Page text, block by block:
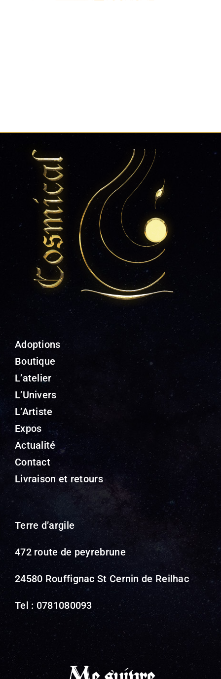
Adoptions
Boutique
L’atelier
L’Univers
L’Artiste
Expos
Actualité
Contact
Livraison et retours
Terre d’argile
472 route de peyrebrune
24580 Rouffignac St Cernin de Reilhac
Tel : 0781080093